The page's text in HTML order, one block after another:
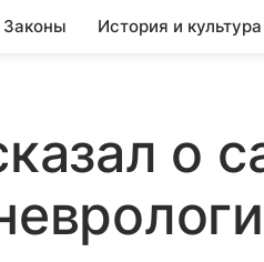
Законы История и культура
о